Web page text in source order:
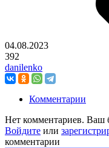
04.08.2023
392
danilenko
Комментарии
Нет комментариев. Ваш
Войдите или
комментарии